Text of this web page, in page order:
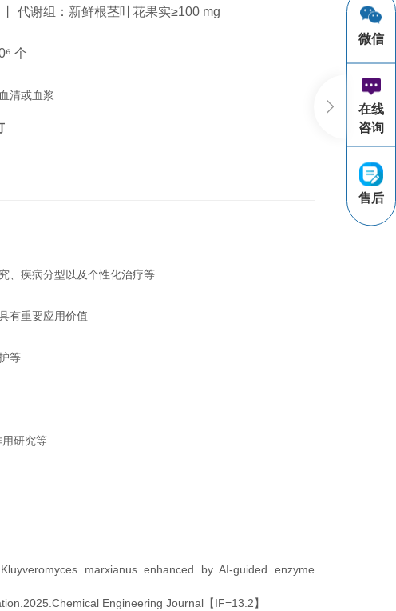
代谢组： 新鲜根茎叶花果实≥100 mg
个
清或血浆
、疾病分型以及个性化治疗等
有重要应用价值
等
研究等
marxianus enhanced by AI-guided enzyme
Engineering Journal【IF=13.2】
微信
在线
咨询
售后